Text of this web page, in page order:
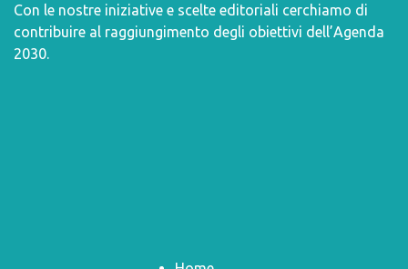
Con le nostre iniziative e scelte editoriali cerchiamo di
contribuire al raggiungimento degli obiettivi dell’Agenda
2030.